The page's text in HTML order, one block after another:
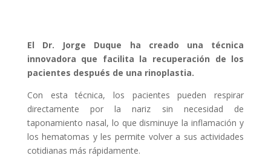
El Dr. Jorge Duque ha creado una técnica
innovadora que facilita la recuperación de los
pacientes después de una rinoplastia.
Con esta técnica, los pacientes pueden respirar
directamente por la nariz sin necesidad de
taponamiento nasal, lo que disminuye la inflamación y
los hematomas y les permite volver a sus actividades
cotidianas más rápidamente.